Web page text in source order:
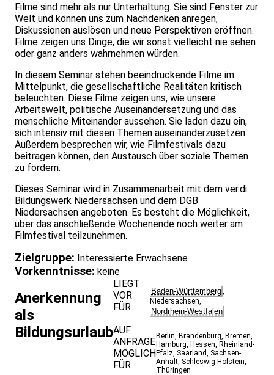
Filme sind mehr als nur Unterhaltung. Sie sind Fenster zur
Welt und können uns zum Nachdenken anregen,
Diskussionen auslösen und neue Perspektiven eröffnen.
Filme zeigen uns Dinge, die wir sonst vielleicht nie sehen
oder ganz anders wahrnehmen würden.
In diesem Seminar stehen beeindruckende Filme im
Mittelpunkt, die gesellschaftliche Realitäten kritisch
beleuchten. Diese Filme zeigen uns, wie unsere
Arbeitswelt, politische Auseinandersetzung und das
menschliche Miteinander aussehen. Sie laden dazu ein,
sich intensiv mit diesen Themen auseinanderzusetzen.
Außerdem besprechen wir, wie Filmfestivals dazu
beitragen können, den Austausch über soziale Themen
zu fördern.
Dieses Seminar wird in Zusammenarbeit mit dem ver.di
Bildungswerk Niedersachsen und dem DGB
Niedersachsen angeboten. Es besteht die Möglichkeit,
über das anschließende Wochenende noch weiter am
Filmfestival teilzunehmen.
Zielgruppe: Interessierte Erwachsene
Vorkenntnisse: keine
Anerkennung
als
Bildungsurlaub
LIEGT
VOR
FÜR
Baden-Württemberg
Niedersachsen
Nordrhein-Westfalen
AUF
ANFRAGE
MÖGLICH
FÜR
Berlin Brandenburg Bremen
Hamburg Hessen Rheinland-
Pfalz Saarland
Sachsen-
Anhalt Schleswig-Holstein
Thüringen